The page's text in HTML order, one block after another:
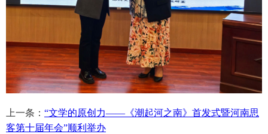
上一条： “文学的原创力——《潮起河之南》首发式暨河南思
客第十届年会”顺利举办